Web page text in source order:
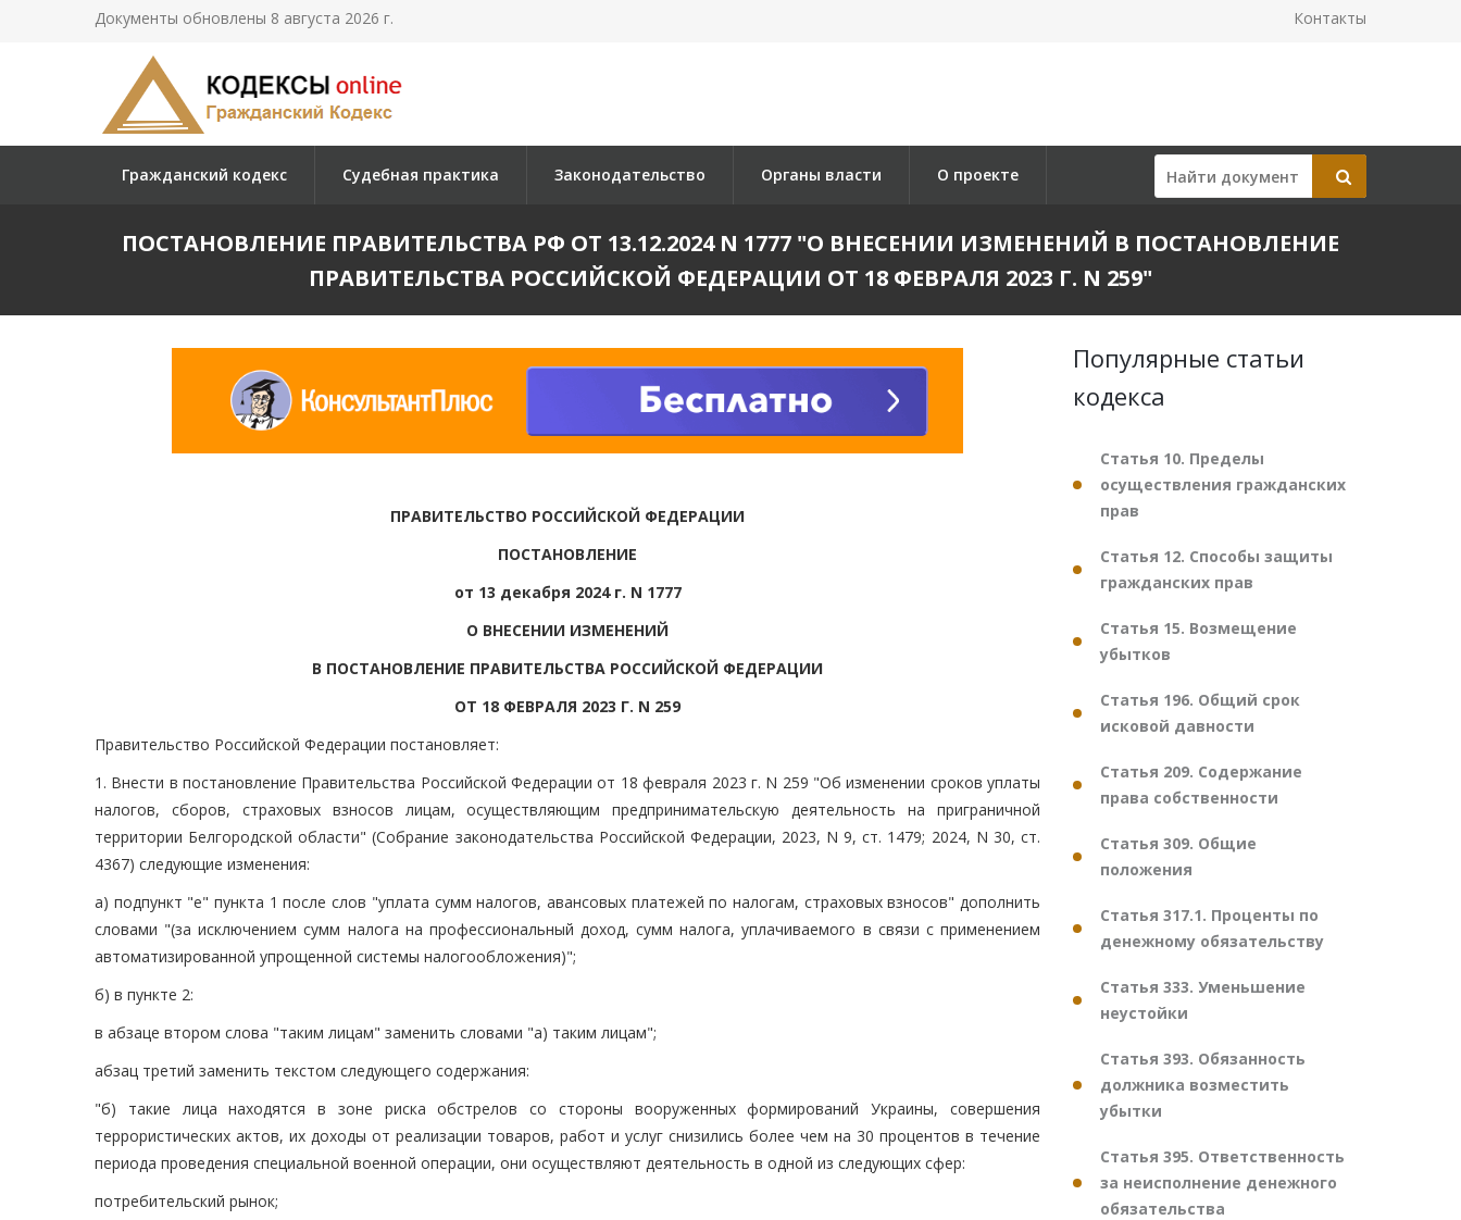
Документы обновлены 8 августа 2026 г. Контакты
Гражданский кодекс Судебная практика Законодательство Органы власти О проекте
ПОСТАНОВЛЕНИЕ ПРАВИТЕЛЬСТВА РФ ОТ 13.12.2024 N 1777 "О ВНЕСЕНИИ ИЗМЕНЕНИЙ В ПОСТАНОВЛЕНИЕ
ПРАВИТЕЛЬСТВА РОССИЙСКОЙ ФЕДЕРАЦИИ ОТ 18 ФЕВРАЛЯ 2023 Г. N 259"
ПРАВИТЕЛЬСТВО РОССИЙСКОЙ ФЕДЕРАЦИИ
ПОСТАНОВЛЕНИЕ
от 13 декабря 2024 г. N 1777
О ВНЕСЕНИИ ИЗМЕНЕНИЙ
В ПОСТАНОВЛЕНИЕ ПРАВИТЕЛЬСТВА РОССИЙСКОЙ ФЕДЕРАЦИИ
ОТ 18 ФЕВРАЛЯ 2023 Г. N 259
Правительство Российской Федерации постановляет:
1. Внести в постановление Правительства Российской Федерации от 18 февраля 2023 г. N 259 "Об изменении сроков уплаты
налогов, сборов, страховых взносов лицам, осуществляющим предпринимательскую деятельность на приграничной
территории Белгородской области" (Собрание законодательства Российской Федерации, 2023, N 9, ст. 1479; 2024, N 30, ст.
4367) следующие изменения:
а) подпункт "е" пункта 1 после слов "уплата сумм налогов, авансовых платежей по налогам, страховых взносов" дополнить
словами "(за исключением сумм налога на профессиональный доход, сумм налога, уплачиваемого в связи с применением
автоматизированной упрощенной системы налогообложения)";
б) в пункте 2:
в абзаце втором слова "таким лицам" заменить словами "а) таким лицам";
абзац третий заменить текстом следующего содержания:
"б) такие лица находятся в зоне риска обстрелов со стороны вооруженных формирований Украины, совершения
террористических актов, их доходы от реализации товаров, работ и услуг снизились более чем на 30 процентов в течение
периода проведения специальной военной операции, они осуществляют деятельность в одной из следующих сфер:
потребительский рынок;
Популярные статьи
кодекса
Статья 10. Пределы
осуществления гражданских
прав
Статья 12. Способы защиты
гражданских прав
Статья 15. Возмещение
убытков
Статья 196. Общий срок
исковой давности
Статья 209. Содержание
права собственности
Статья 309. Общие
положения
Статья 317.1. Проценты по
денежному обязательству
Статья 333. Уменьшение
неустойки
Статья 393. Обязанность
должника возместить
убытки
Статья 395. Ответственность
за неисполнение денежного
обязательства